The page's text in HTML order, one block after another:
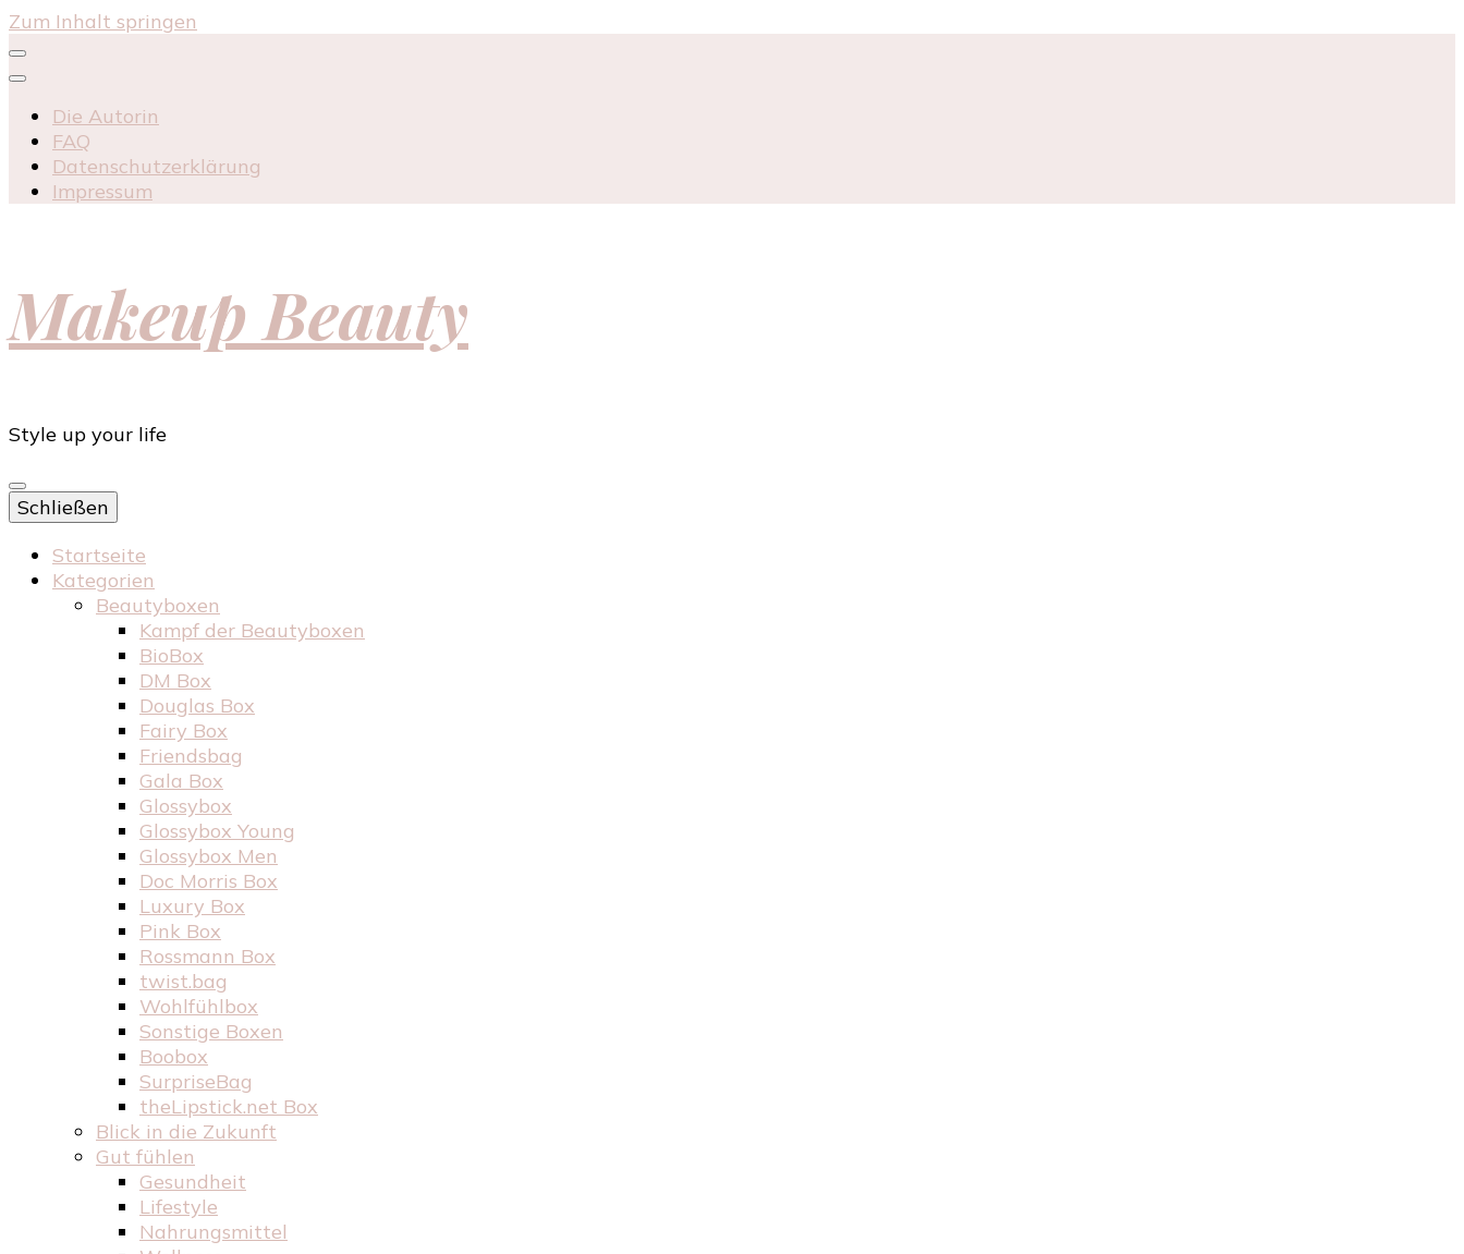
Zum Inhalt springen
Die Autorin
FAQ
Datenschutzerklärung
Impressum
Makeup Beauty
Style up your life
Schließen
Startseite
Kategorien
Beautyboxen
Kampf der Beautyboxen
BioBox
DM Box
Douglas Box
Fairy Box
Friendsbag
Gala Box
Glossybox
Glossybox Young
Glossybox Men
Doc Morris Box
Luxury Box
Pink Box
Rossmann Box
twist.bag
Wohlfühlbox
Sonstige Boxen
Boobox
SurpriseBag
theLipstick.net Box
Blick in die Zukunft
Gut fühlen
Gesundheit
Lifestyle
Nahrungsmittel